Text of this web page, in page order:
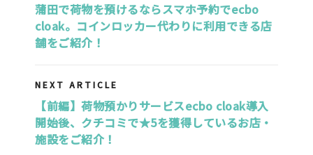
蒲田で荷物を預けるならスマホ予約でecbo
cloak。コインロッカー代わりに利用できる店
舗をご紹介！
NEXT ARTICLE
【前編】荷物預かりサービスecbo cloak導入
開始後、クチコミで★5を獲得しているお店・
施設をご紹介！